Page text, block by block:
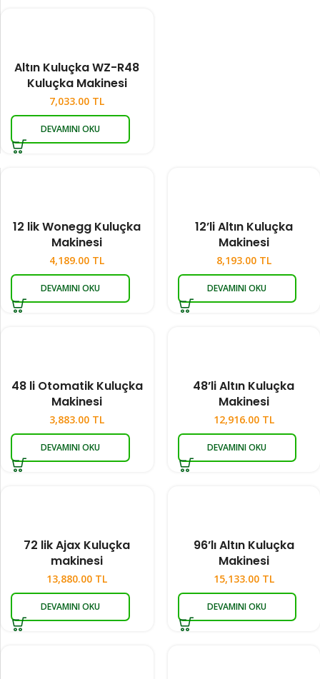
Altın Kuluçka WZ-R48
Kuluçka Makinesi
7,033.00 TL
DEVAMINI OKU
12 lik Wonegg Kuluçka
Makinesi
4,189.00 TL
DEVAMINI OKU
12’li Altın Kuluçka
Makinesi
8,193.00 TL
DEVAMINI OKU
48 li Otomatik Kuluçka
Makinesi
3,883.00 TL
DEVAMINI OKU
48’li Altın Kuluçka
Makinesi
12,916.00 TL
DEVAMINI OKU
72 lik Ajax Kuluçka
makinesi
13,880.00 TL
DEVAMINI OKU
96’lı Altın Kuluçka
Makinesi
15,133.00 TL
DEVAMINI OKU